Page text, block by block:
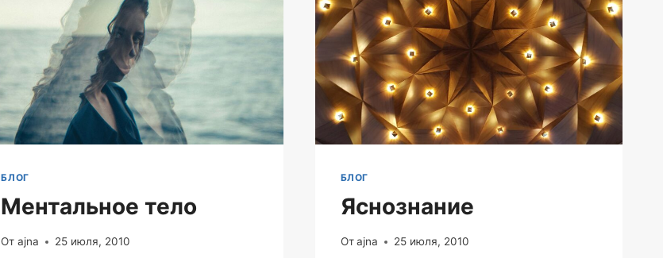
БЛОГ
Ментальное тело
От ajna 25 июля, 2010
БЛОГ
Яснознание
От ajna 25 июля, 2010